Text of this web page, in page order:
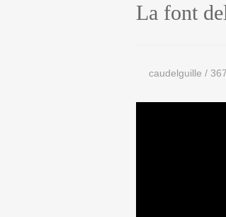
La font
caudelguille /